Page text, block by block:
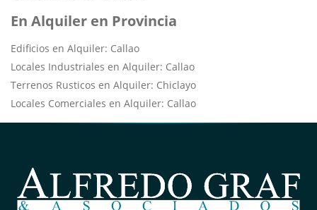
En Alquiler en Provincia
Edificios en Alquiler: Callao
Locales Industriales en Alquiler: Callao
Terrenos Rusticos en Alquiler: Chiclayo
Locales Comerciales en Alquiler: Callao